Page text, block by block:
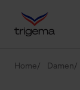
Home Damen